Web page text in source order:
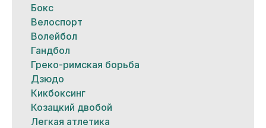
Бокс
Велоспорт
Волейбол
Гандбол
Греко-римская борьба
Дзюдо
Кикбоксинг
Козацкий двобой
Легкая атлетика